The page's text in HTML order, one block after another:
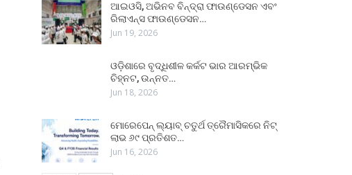
ଆଇଓସି, ଅଭିନବ ବିନ୍ଦ୍ରା ଫାଉଣ୍ଡେସନ ଏବଂ
ରିଲାଏନ୍ସ ଫାଉଣ୍ଡେସନ…
Jun 19, 2026
ଓଡ଼ିଶାରେ ବୃଦ୍ଧିଶୀଳ କର୍କଟ ଭାର ଆରମ୍ଭିକ
ଚିହ୍ନଟ, ଉନ୍ନତ…
Jun 18, 2026
ମୋରେପେନ୍ ଲ୍ୟାବ୍ ଚତୁର୍ଥ ତ୍ରୈମାସିକରେ ନିଟ୍
ଲାଭ ୬୯ ପ୍ରତିଶତ…
Jun 16, 2026